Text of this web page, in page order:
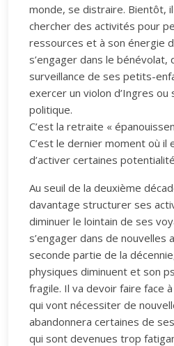
monde, se distraire. Bientôt,
chercher des activités pour
ressources et à son énergie
s’engager dans le bénévolat,
surveillance de ses petits-
exercer un violon d’Ingres ou
politique.
C’est la retraite «
C’est le dernier moment où il
d’activer certaines
Au seuil de la deuxième
davantage structurer ses
diminuer le lointain de ses
s’engager dans de nouvelles
seconde partie de la
physiques diminuent et son
fragile. Il va devoir faire face
qui vont nécessiter de
abandonnera certaines de
qui sont devenues trop